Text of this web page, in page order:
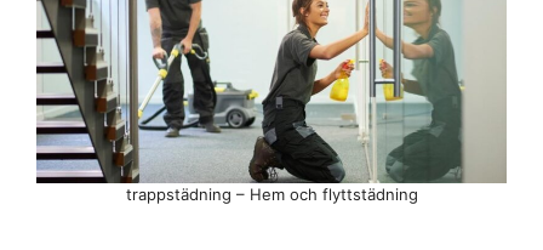
trappstädning – Hem och flyttstädning